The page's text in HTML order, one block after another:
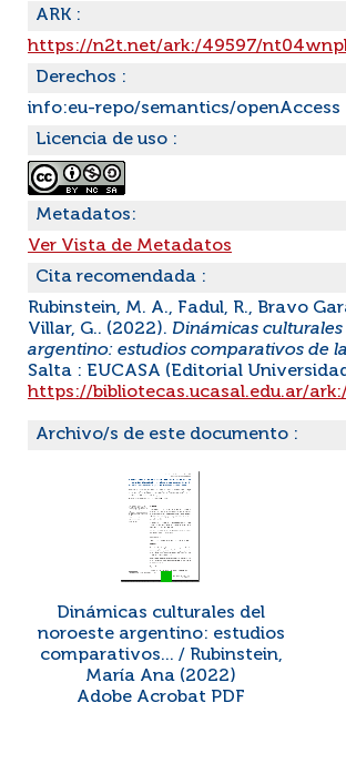
ARK :
https://n2t.net/ark:/49597/
Derechos :
info:eu-repo/semantics/openAccess
Licencia de uso :
Metadatos:
Ver Vista de Metadatos
Cita recomendada :
Rubinstein, M. A., Fadul, R., Bravo
Villar, G.. (2022). Dinámicas
argentino: estudios comparativos de
Salta : EUCASA (Editorial
https://bibliotecas.ucasal.edu.ar/
Archivo/s de este documento :
Dinámicas culturales del
noroeste argentino: estudios
comparativos... / Rubinstein,
María Ana (2022)
Adobe Acrobat PDF